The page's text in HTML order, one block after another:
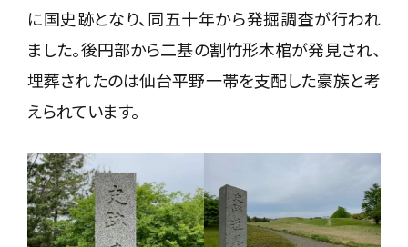
に国史跡となり、同五十年から発掘調査が行われ
ました。後円部から二基の割竹形木棺が発見され、
埋葬されたのは仙台平野一帯を支配した豪族と考
えられています。